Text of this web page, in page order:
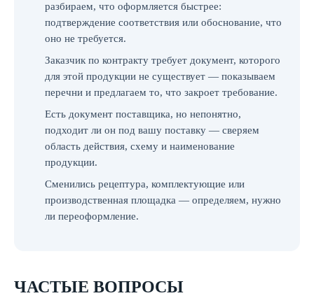
разбираем, что оформляется быстрее:
подтверждение соответствия или обоснование, что
оно не требуется.
Заказчик по контракту требует документ, которого
для этой продукции не существует — показываем
перечни и предлагаем то, что закроет требование.
Есть документ поставщика, но непонятно,
подходит ли он под вашу поставку — сверяем
область действия, схему и наименование
продукции.
Сменились рецептура, комплектующие или
производственная площадка — определяем, нужно
ли переоформление.
ЧАСТЫЕ ВОПРОСЫ